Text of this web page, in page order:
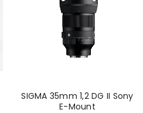
SIGMA 35mm 1,2 DG II Sony
E-Mount